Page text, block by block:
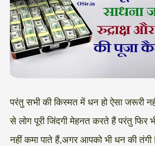
परंतु सभी की किस्मत में धन हो ऐसा जरूरी
से लोग पूरी जिंदगी मेहनत करते हैं परंतु फिर
नहीं कमा पाते हैं,अगर आपको भी धन की